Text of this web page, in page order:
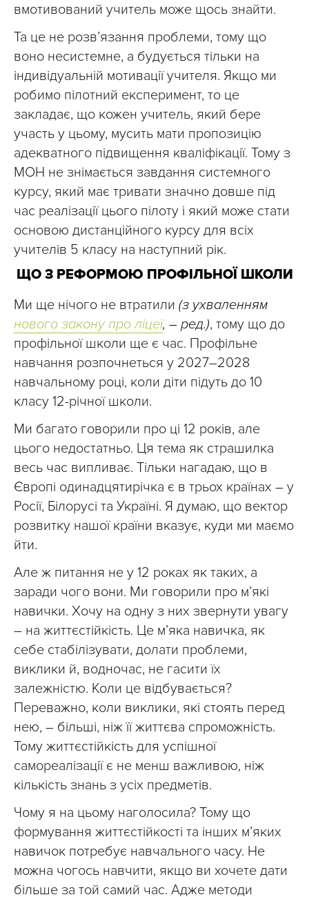
вмотивований учитель може щось знайти.
Та це не розв’язання проблеми, тому що
воно несистемне, а будується тільки на
індивідуальній мотивації учителя. Якщо ми
робимо пілотний експеримент, то це
закладає, що кожен учитель, який бере
участь у цьому, мусить мати пропозицію
адекватного підвищення кваліфікації. Тому з
МОН не знімається завдання системного
курсу, який має тривати значно довше під
час реалізації цього пілоту і який може стати
основою дистанційного курсу для всіх
учителів 5 класу на наступний рік.
ЩО З РЕФОРМОЮ ПРОФІЛЬНОЇ ШКОЛИ
Ми ще нічого не втратили (з ухваленням
нового закону про ліцеї, – ред.), тому що до
профільної школи ще є час. Профільне
навчання розпочнеться у 2027–2028
навчальному році, коли діти підуть до 10
класу 12-річної школи.
Ми багато говорили про ці 12 років, але
цього недостатньо. Ця тема як страшилка
весь час випливає. Тільки нагадаю, що в
Європі одинадцятирічка є в трьох країнах – у
Росії, Білорусі та Україні. Я думаю, що вектор
розвитку нашої країни вказує, куди ми маємо
йти.
Але ж питання не у 12 роках як таких, а
заради чого вони. Ми говорили про м’які
навички. Хочу на одну з них звернути увагу
– на життєстійкість. Це м’яка навичка, як
себе стабілізувати, долати проблеми,
виклики й, водночас, не гасити їх
залежністю. Коли це відбувається?
Переважно, коли виклики, які стоять перед
нею, – більші, ніж її життєва спроможність.
Тому життєстійкість для успішної
самореалізації є не менш важливою, ніж
кількість знань з усіх предметів.
Чому я на цьому наголосила? Тому що
формування життєстійкості та інших м’яких
навичок потребує навчального часу. Не
можна чогось навчити, якщо ви хочете дати
більше за той самий час. Адже методи